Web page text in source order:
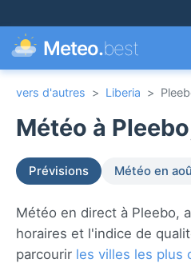
Meteo.best
vers d'autres > Liberia >
Météo à
Prévisions Météo en
Météo en direct à Pleebo,
horaires et l'indice de
parcourir les villes les plus